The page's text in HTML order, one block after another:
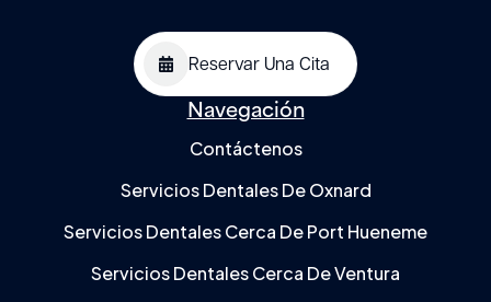
Reservar Una Cita
Navegación
Contáctenos
Servicios Dentales De Oxnard
Servicios Dentales Cerca De Port Hueneme
Servicios Dentales Cerca De Ventura